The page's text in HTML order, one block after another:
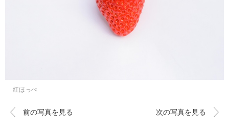
紅ほっぺ
前の写真を見る 次の写真を見る